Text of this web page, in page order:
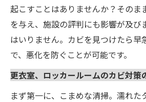
起こすことはありませんか？そのま
を与え、施設の評判にも影響が及び
はいりません。カビを見つけたら早
で、悪化を防ぐことが可能です。
更衣室、ロッカールームのカビ対策
まず第一に、こまめな清掃。濡れた